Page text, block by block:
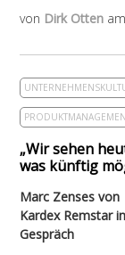
von Dirk Otten
„Wir sehen
was künftig
Marc Zenses von
Kardex Remstar
Gespräch